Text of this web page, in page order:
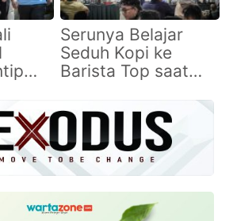
Serunya Belajar
Seduh Kopi ke
Barista Top saat
Gathering 2024